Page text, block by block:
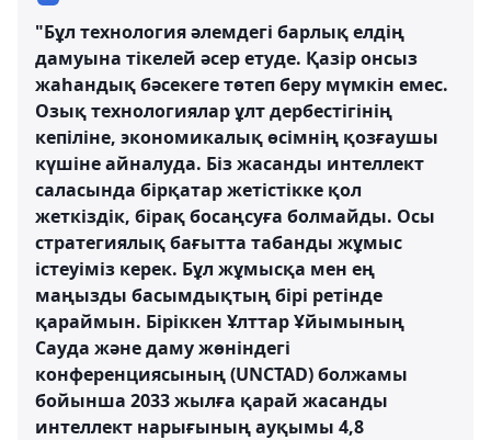
"Бұл технология әлемдегі барлық елдің
дамуына тікелей әсер етуде. Қазір онсыз
жаһандық бәсекеге төтеп беру мүмкін емес.
Озық технологиялар ұлт дербестігінің
кепіліне, экономикалық өсімнің қозғаушы
күшіне айналуда. Біз жасанды интеллект
саласында бірқатар жетістікке қол
жеткіздік, бірақ босаңсуға болмайды. Осы
стратегиялық бағытта табанды жұмыс
істеуіміз керек. Бұл жұмысқа мен ең
маңызды басымдықтың бірі ретінде
қараймын. Біріккен Ұлттар Ұйымының
Сауда және даму жөніндегі
конференциясының (UNCTAD) болжамы
бойынша 2033 жылға қарай жасанды
интеллект нарығының ауқымы 4,8